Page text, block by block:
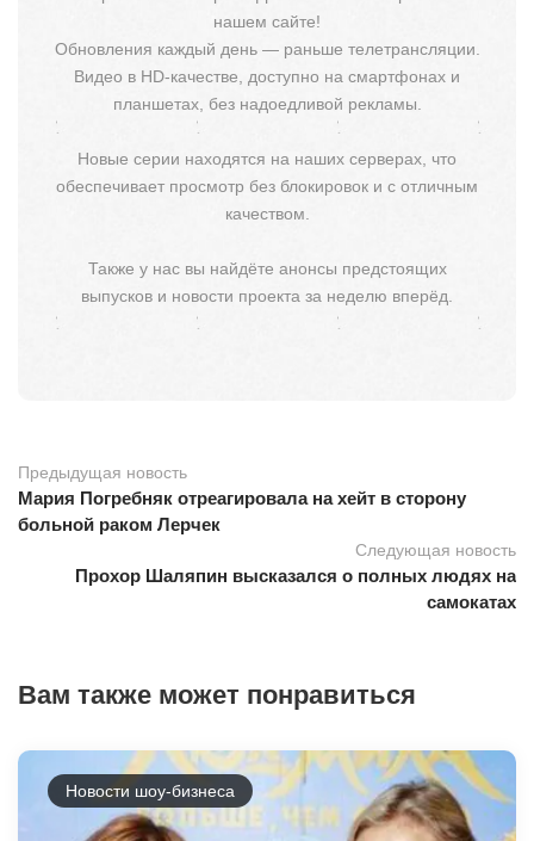
нашем сайте!
Обновления каждый день — раньше телетрансляции.
Видео в HD-качестве, доступно на смартфонах и
планшетах, без надоедливой рекламы.
Новые серии находятся на наших серверах, что
обеспечивает просмотр без блокировок и с отличным
качеством.
Также у нас вы найдёте анонсы предстоящих
выпусков и новости проекта за неделю вперёд.
Предыдущая новость
Мария Погребняк отреагировала на хейт в сторону
больной раком Лерчек
Следующая новость
Прохор Шаляпин высказался о полных людях на
самокатах
Вам также может понравиться
Новости шоу-бизнеса